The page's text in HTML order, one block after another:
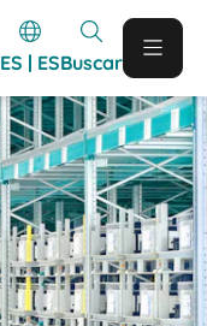
ES | ESBuscar